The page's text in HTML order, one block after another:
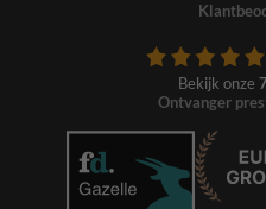
Bekijk onze
Ontvanger